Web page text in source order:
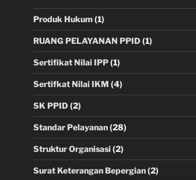
Produk Hukum(1)
RUANG PELAYANAN PPID (1)
Sertifikat Nilai IPP(1)
Sertifkat Nilai IKM (4)
SK PPID (2)
Standar Pelayanan(28)
Struktur Organisasi(2)
Surat Keterangan Bepergian(2)